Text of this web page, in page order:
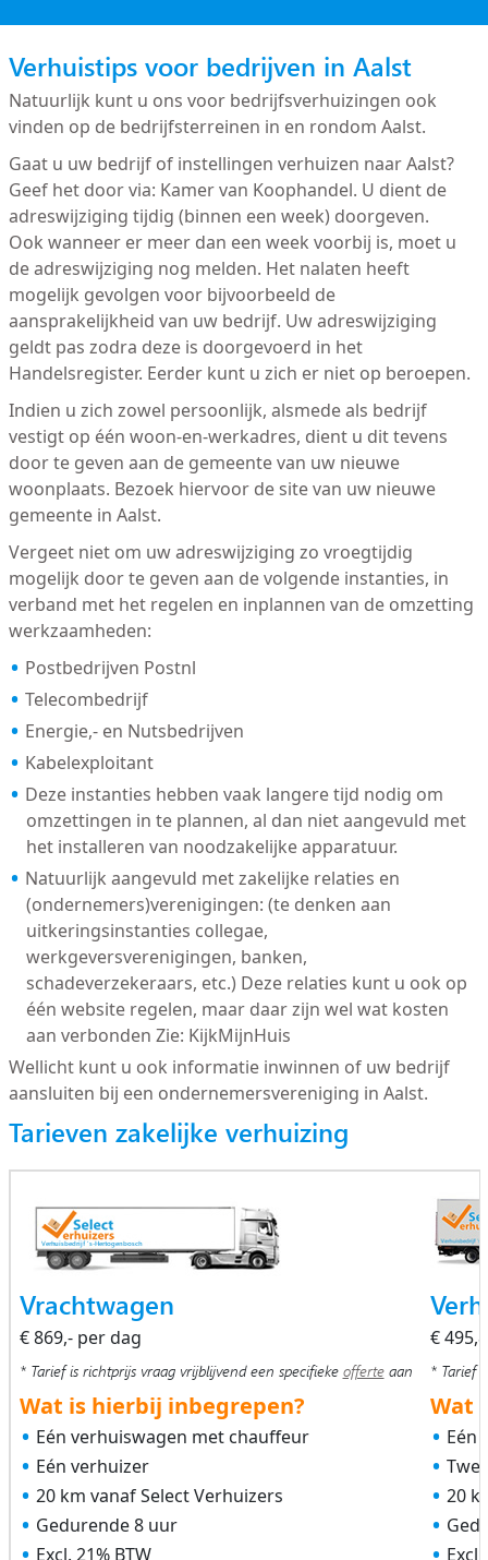
Verhuistips voor bedrijven in Aalst
Natuurlijk kunt u ons voor bedrijfsverhuizingen ook
vinden op de bedrijfsterreinen in en rondom Aalst.
Gaat u uw bedrijf of instellingen verhuizen naar Aalst?
Geef het door via: Kamer van Koophandel. U dient de
adreswijziging tijdig (binnen een week) doorgeven.
Ook wanneer er meer dan een week voorbij is, moet u
de adreswijziging nog melden. Het nalaten heeft
mogelijk gevolgen voor bijvoorbeeld de
aansprakelijkheid van uw bedrijf. Uw adreswijziging
geldt pas zodra deze is doorgevoerd in het
Handelsregister. Eerder kunt u zich er niet op beroepen.
Indien u zich zowel persoonlijk, alsmede als bedrijf
vestigt op één woon-en-werkadres, dient u dit tevens
door te geven aan de gemeente van uw nieuwe
woonplaats. Bezoek hiervoor de site van uw nieuwe
gemeente in Aalst.
Vergeet niet om uw adreswijziging zo vroegtijdig
mogelijk door te geven aan de volgende instanties, in
verband met het regelen en inplannen van de omzetting
werkzaamheden:
Postbedrijven Postnl
Telecombedrijf
Energie,- en Nutsbedrijven
Kabelexploitant
Deze instanties hebben vaak langere tijd nodig om
omzettingen in te plannen, al dan niet aangevuld met
het installeren van noodzakelijke apparatuur.
Natuurlijk aangevuld met zakelijke relaties en
(ondernemers)verenigingen: (te denken aan
uitkeringsinstanties collegae,
werkgeversverenigingen, banken,
schadeverzekeraars, etc.) Deze relaties kunt u ook op
één website regelen, maar daar zijn wel wat kosten
aan verbonden Zie: KijkMijnHuis
Wellicht kunt u ook informatie inwinnen of uw bedrijf
aansluiten bij een ondernemersvereniging in Aalst.
Tarieven zakelijke verhuizing
Vrachtwagen
€ 869,- per dag
* Tarief is richtprijs vraag vrijblijvend een specifieke offerteaan
Wat is hierbij inbegrepen?
Eén verhuiswagen met chauffeur
Eén verhuizer
20 km vanaf Select Verhuizers
Gedurende 8 uur
Excl. 21% BTW
€
* Tarief
Wat
Eén
20
Excl.